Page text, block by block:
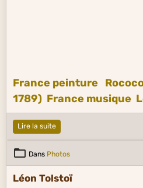
France peinture
1789) France musique
Lire la suite
Dans Photos
Léon Tolstoï